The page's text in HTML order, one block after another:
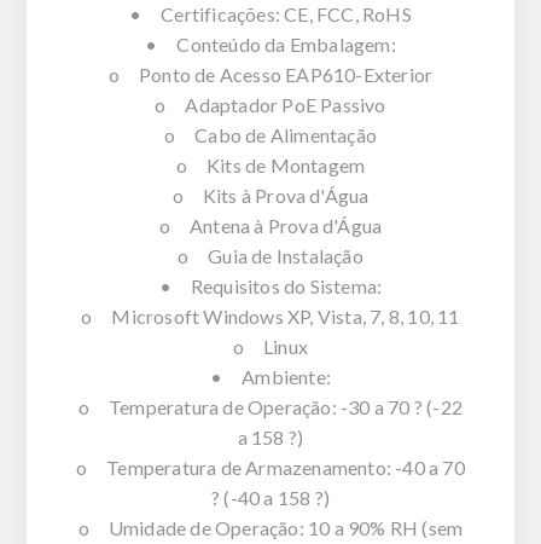
• Certificações: CE, FCC, RoHS
• Conteúdo da Embalagem:
o Ponto de Acesso EAP610-Exterior
o Adaptador PoE Passivo
o Cabo de Alimentação
o Kits de Montagem
o Kits à Prova d'Água
o Antena à Prova d'Água
o Guia de Instalação
• Requisitos do Sistema:
o Microsoft Windows XP, Vista, 7, 8, 10, 11
o Linux
• Ambiente:
o Temperatura de Operação: -30 a 70 ? (-22
a 158 ?)
o Temperatura de Armazenamento: -40 a 70
? (-40 a 158 ?)
o Umidade de Operação: 10 a 90% RH (sem